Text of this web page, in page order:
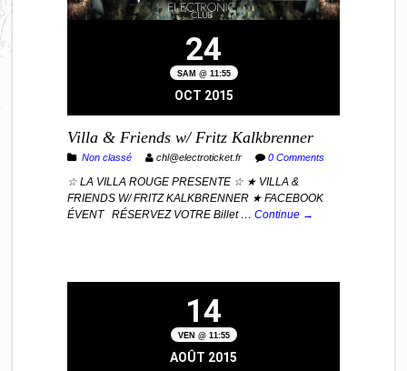
24
SAM @ 11:55
OCT 2015
Villa & Friends w/ Fritz Kalkbrenner
Non classé chl@electroticket.fr 0 Comments
☆ LA VILLA ROUGE PRESENTE ☆ ★ VILLA &
FRIENDS W/ FRITZ KALKBRENNER ★ FACEBOOK
ÉVENT RÉSERVEZ VOTRE Billet … Continue →
14
VEN @ 11:55
AOÛT 2015